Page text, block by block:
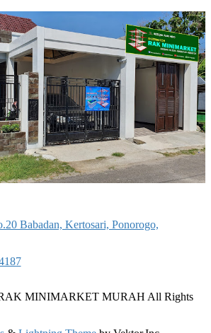
Babadan, Kertosari, Ponorogo,
MINIMARKET MURAH All Rights